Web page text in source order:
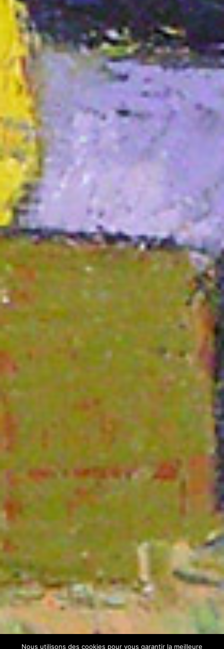
Nous utilisons des cookies pour vous garantir la meilleure